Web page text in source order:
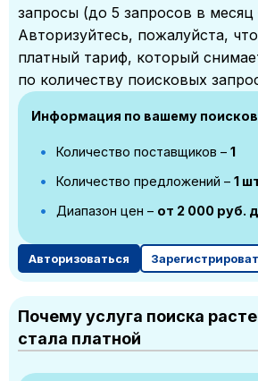
запросы (до 5 запросов в
Авторизуйтесь, пожалуйста,
платный тариф, который
по количеству поисковых
Информация по вашему
Количество поставщиков – 1
Количество предложений – 1
Диапазон цен – от 2 000 руб.
Авторизоваться
Почему услуга поиска
стала платной